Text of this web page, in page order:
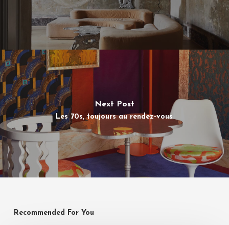
Next Post
Les 70s, toujours au rendez-vous
Recommended For You